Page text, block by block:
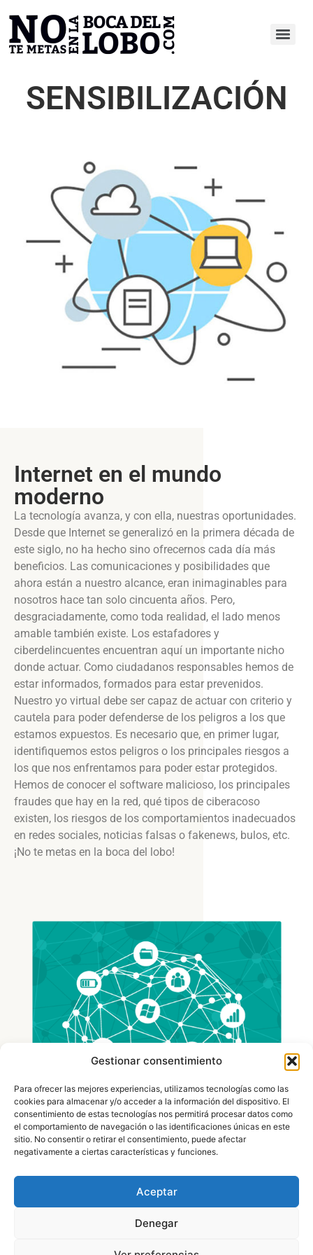
Gestionar consentimiento
Para ofrecer las mejores experiencias, utilizamos tecnologías como las
cookies para almacenar y/o acceder a la información del dispositivo. El
consentimiento de estas tecnologías nos permitirá procesar datos como
el comportamiento de navegación o las identificaciones únicas en este
sitio. No consentir o retirar el consentimiento, puede afectar
negativamente a ciertas características y funciones.
Aceptar
Denegar
SENSIBILIZACIÓN
Internet en el mundo
moderno
La tecnología avanza, y con ella, nuestras oportunidades.
Desde que Internet se generalizó en la primera década de
este siglo, no ha hecho sino ofrecernos cada día más
beneficios. Las comunicaciones y posibilidades que
ahora están a nuestro alcance, eran inimaginables para
nosotros hace tan solo cincuenta años. Pero,
desgraciadamente, como toda realidad, el lado menos
amable también existe. Los estafadores y
ciberdelincuentes encuentran aquí un importante nicho
donde actuar. Como ciudadanos responsables hemos de
estar informados, formados para estar prevenidos.
Nuestro yo virtual debe ser capaz de actuar con criterio y
cautela para poder defenderse de los peligros a los que
estamos expuestos. Es necesario que, en primer lugar,
identifiquemos estos peligros o los principales riesgos a
los que nos enfrentamos para poder estar protegidos.
Hemos de conocer el software malicioso, los principales
fraudes que hay en la red, qué tipos de ciberacoso
existen, los riesgos de los comportamientos inadecuados
en redes sociales, noticias falsas o fakenews, bulos, etc.
¡No te metas en la boca del lobo!